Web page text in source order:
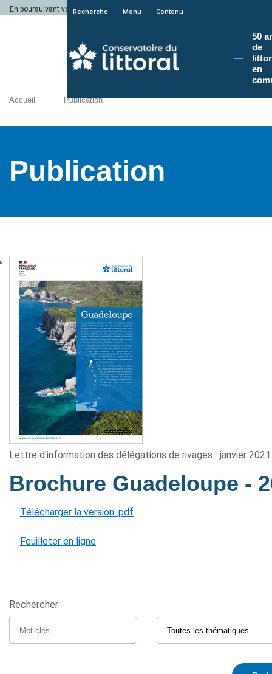
En poursuivant votre navigation sur le site du Conservatoire du littoral, vous
Recherche Menu Contenu
50
de
en
Accueil Publication
Publication
Lettre d'information des délégations de rivages janvier 2021
Brochure Guadeloupe -
Télécharger la version .pdf
Feuilleter en ligne
Rechercher